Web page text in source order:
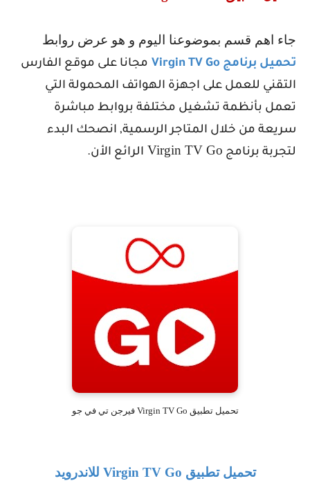
جاء اهم قسم بموضوعنا اليوم و هو عرض روابط
تحميل برنامج Virgin TV Go مجانا على موقع الفارس
التقني للعمل على اجهزة الهواتف المحمولة التي
تعمل بأنظمة تشغيل مختلفة بروابط مباشرة
سريعة من خلال المتاجر الرسمية, انصحك البدء
لتجربة برنامج Virgin TV Go الرائع الأن.
تحميل تطبيق Virgin TV Go فيرجن تي في جو
تحميل تطبيق Virgin TV Go للاندرويد